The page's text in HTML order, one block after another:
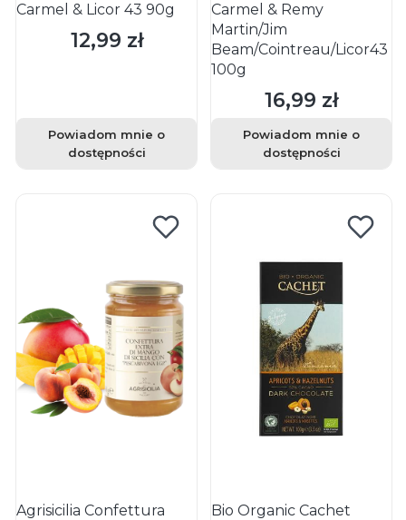
Carmel & Licor 43 90g
Cena
12,99 zł
Powiadom mnie o
dostępności
Carmel & Remy
Martin/Jim
Beam/Cointreau/Licor43
100g
Cena
16,99 zł
Powiadom mnie o
dostępności
Agrisicilia Confettura
Bio Organic Cachet